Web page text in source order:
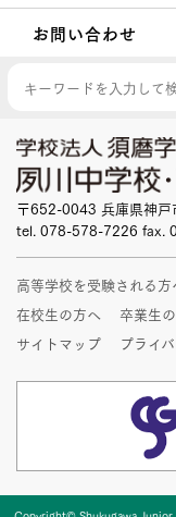
お問い合わせ
〒652-0043 兵庫県神
tel. 078-578-7226 fax.
高等学校を受験される方
在校生の方へ
卒業生
サイトマップ
プライ